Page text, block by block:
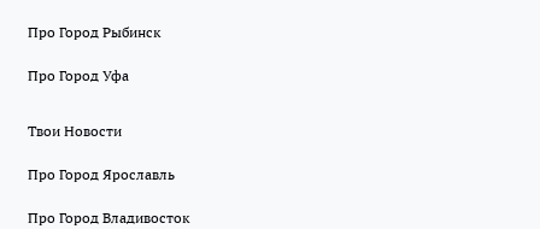
Про Город Рыбинск
Про Город Уфа
Твои Новости
Про Город Ярославль
Про Город Владивосток